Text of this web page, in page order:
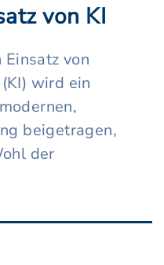
von KI
von
wird ein
beigetragen,
der